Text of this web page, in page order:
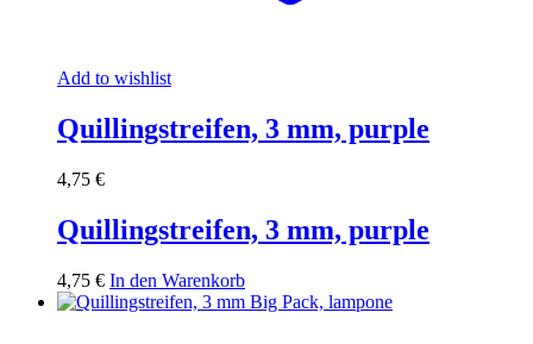
Add to wishlist
Quillingstreifen, 3 mm, purple
4,75 €
Quillingstreifen, 3 mm, purple
4,75 € In den Warenkorb